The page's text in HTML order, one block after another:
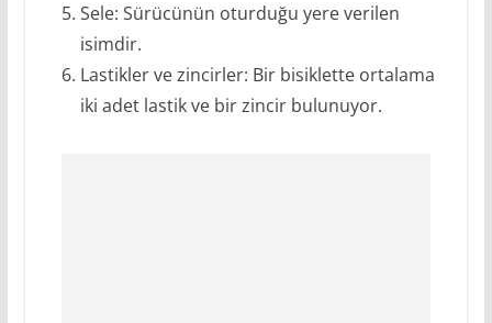
Sele: Sürücünün oturduğu yere verilen
isimdir.
Lastikler ve zincirler: Bir bisiklette ortalama
iki adet lastik ve bir zincir bulunuyor.